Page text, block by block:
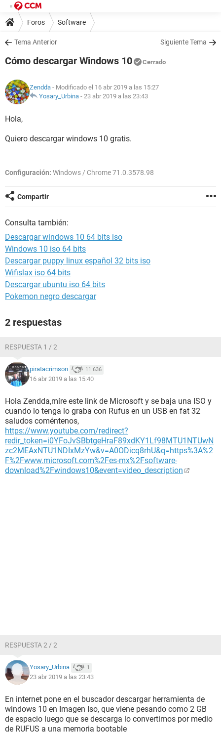
Foros Software
Tema Anterior Siguiente Tema
Cómo descargar Windows 10 Cerrado
Zendda - Modificado el 16 abr 2019 a las 15:27
Yosary_Urbina - 23 abr 2019 a las 23:43
Hola,
Quiero descargar windows 10 gratis.
Configuración: Windows / Chrome 71.0.3578.98
Compartir
Consulta también:
Descargar windows 10 64 bits iso
Windows 10 iso 64 bits
Descargar puppy linux español 32 bits iso
Wifislax iso 64 bits
Descargar ubuntu iso 64 bits
Pokemon negro descargar
2 respuestas
RESPUESTA 1 / 2
piratacrimson 11.636
16 abr 2019 a las 15:40
Hola Zendda,míre este link de Microsoft y se baja una ISO y
cuando lo tenga lo graba con Rufus en un USB en fat 32
saludos coméntenos,
https://www.youtube.com/redirect?
redir_token=i0YFoJvSBbtgeHraF89xdKY1Lf98MTU1NTUwN
zc2MEAxNTU1NDIxMzYw&v=A0ODicq8rhU&q=https%3A%2
F%2Fwww.microsoft.com%2Fes-mx%2Fsoftware-
download%2Fwindows10&event=video_description
RESPUESTA 2 / 2
Yosary_Urbina 1
23 abr 2019 a las 23:43
En internet pone en el buscador descargar herramienta de
windows 10 en Imagen Iso, que viene pesando como 2 GB
de espacio luego que se descarga lo convertimos por medio
de RUFUS a una memoria bootable